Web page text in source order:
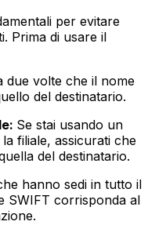
per evitare
Prima di usare il
due volte che il nome
del destinatario.
Se stai usando un
filiale, assicurati che
del destinatario.
hanno sedi in tutto il
SWIFT corrisponda al